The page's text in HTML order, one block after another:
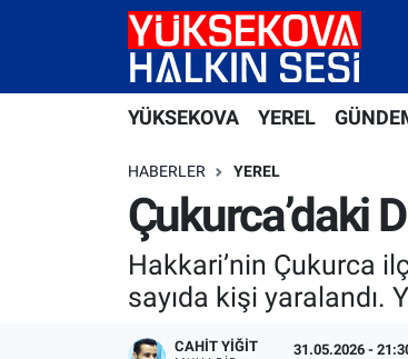
YÜKSEKOVA YEREL
HABERLER YEREL
Çukurca’daki
Hakkari’nin Çukurca
sayıda kişi yaralandı.
CAHIT YIĞIT 31.05.2026 -
Yüksekova Nöbetçi Eczaneler
Yüksekova Trafik Yoğunluk Haritası
Süper Lig Puan Durumu ve Fikstür
Tüm Manşetler